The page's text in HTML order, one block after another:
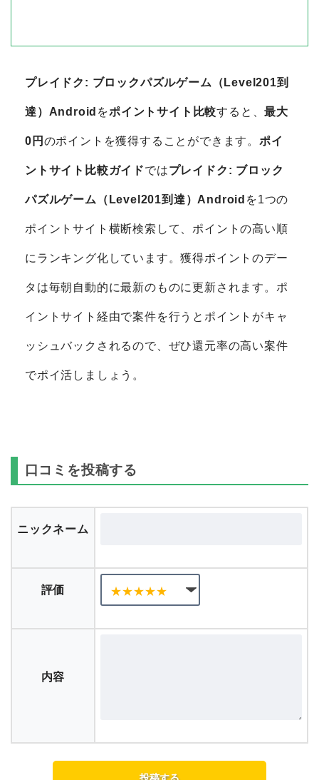
プレイドク: ブロックパズルゲーム（Level201到
達）Android をポイントサイト比較すると、最大
0円 のポイントを獲得することができます。ポイ
ントサイト比較ガイドではプレイドク: ブロック
パズルゲーム（Level201到達）Android を1つの
ポイントサイト横断検索して、ポイントの高い順
にランキング化しています。獲得ポイントのデー
タは毎朝自動的に最新のものに更新されます。ポ
イントサイト経由で案件を行うとポイントがキャ
ッシュバックされるので、ぜひ還元率の高い案件
でポイ活しましょう。
口コミを投稿する
ニックネーム
評価
内容